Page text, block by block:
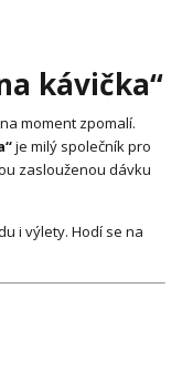
kávička“
moment zpomalí.
je milý společník pro
zaslouženou dávku
i výlety. Hodí se na